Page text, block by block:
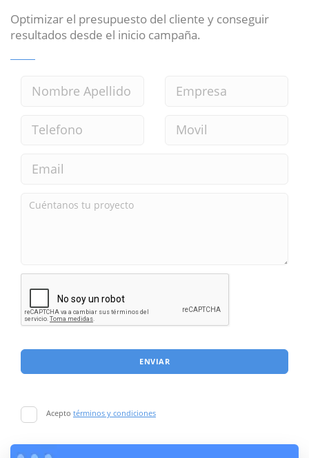
Optimizar el presupuesto del cliente y conseguir
resultados desde el inicio campaña.
ENVIAR
Acepto términos y condiciones